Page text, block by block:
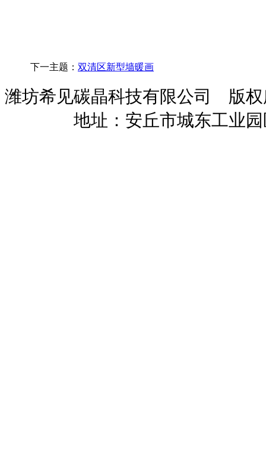
下一主题： 双清区新型墙暖画
潍坊希见碳晶科技有限公司
地址：安丘市城东工业